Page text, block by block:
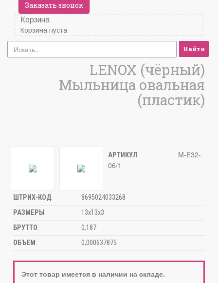
Заказать звонок
Корзина
Корзина пуста
Найти
LENOX (чёрный)
Мыльница овальная
(пластик)
АРТИКУЛ
M-E32-
06/1
ШТРИХ-КОД:
8695024033268
РАЗМЕРЫ :
13х13х3
БРУТТО:
0,187
ОБЪЕМ : 0,000637875
Этот товар имеется в наличии на складе.